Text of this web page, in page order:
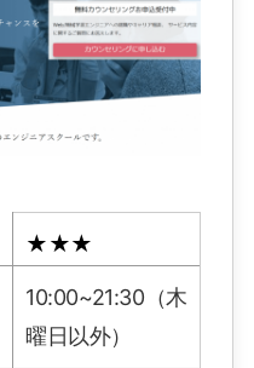
★★★
10:00~21:30（木
曜日以外）